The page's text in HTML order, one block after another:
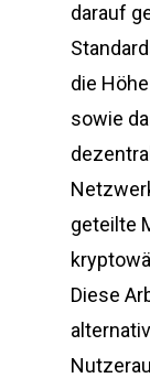
darauf
die
sowie
geteilte
Diese